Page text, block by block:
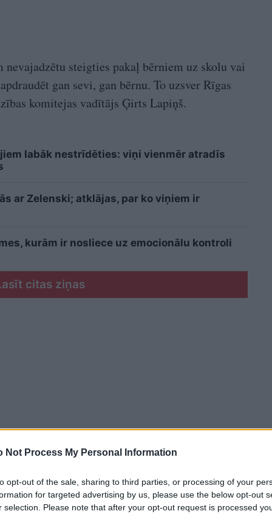
Not Process My Personal Information
opt-out of the sale, sharing to third parties, or processing of your
for targeted advertising by us, please use the below opt-out
selection. Please note that after your opt-out request is processed
steigties pakaļ bērniem uz skolu vai
gan sevi, gan bērnu. To uzsver Rīgas
komitejas vadītājs Ģirts Lapiņš.
labāk nestrīdēties: viņi vienmēr atradīs
ar Zelenski; atklājas, par ko viņiem ir
kurām ir nosliece uz emocionālu kontroli
citas ziņas